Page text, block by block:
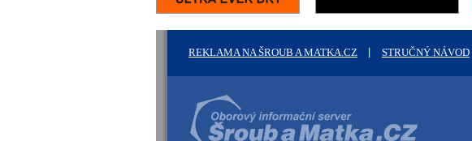
REKLAMA NA ŠROUB A MATKA.CZ STRUČNÝ NÁVOD